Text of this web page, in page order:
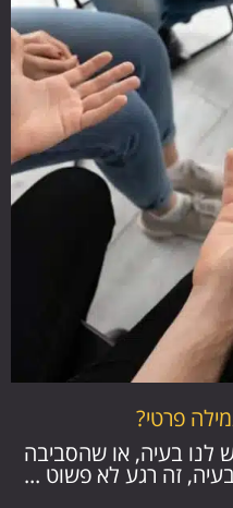
פרטי?
לנו בעיה, או שהסביבה
זה רגע לא פשוט ...